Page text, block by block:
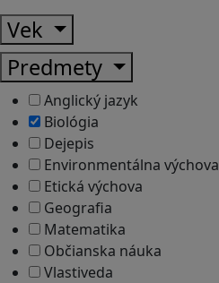
Vek
Predmety
Anglický jazyk
Biológia
Dejepis
Environmentálna výchova
Etická výchova
Geografia
Matematika
Občianska náuka
Vlastiveda